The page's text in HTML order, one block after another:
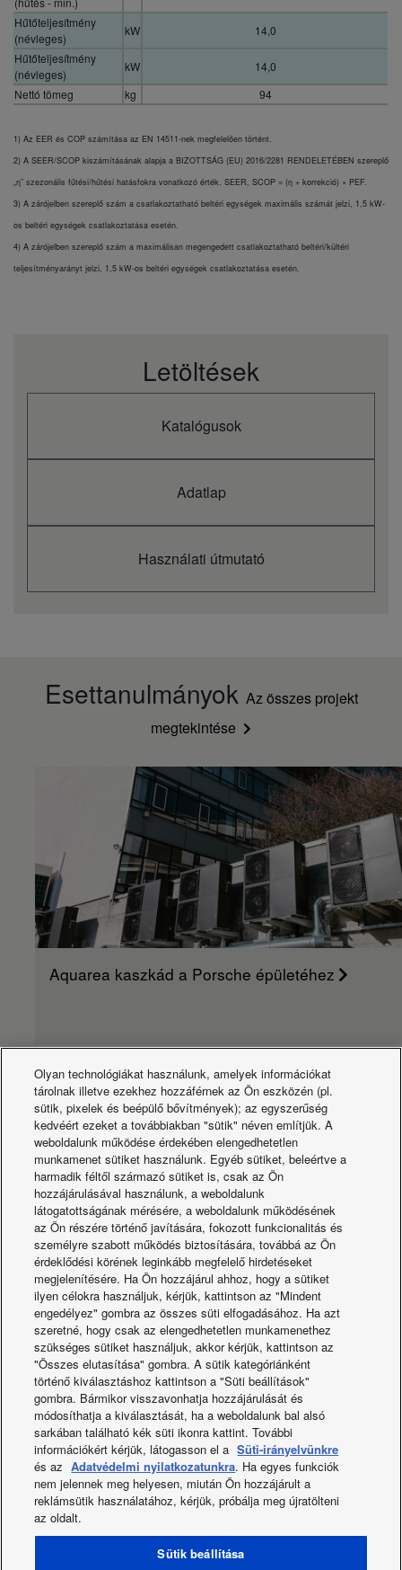
Hűtőteljesítmény
(névleges)
kW
14,0
Hűtőteljesítmény
(névleges)
kW
14,0
Nettó tömeg
kg 94
1) Az EER és COP számítása az EN 14511-nek megfelelően történt.
2) A SEER/SCOP kiszámításának alapja a BIZOTTSÁG (EU) 2016/2281 RENDELETÉBEN szereplő
„η” szezonális fűtési/hűtési hatásfokra vonatkozó érték. SEER, SCOP = (η + korrekció) × PEF.
3) A zárójelben szereplő szám a csatlakoztatható beltéri egységek maximális számát jelzi, 1,5 kW-
os beltéri egységek csatlakoztatása esetén.
4) A zárójelben szereplő szám a maximálisan megengedett csatlakoztatható beltéri/kültéri
teljesítményarányt jelzi, 1,5 kW-os beltéri egységek csatlakoztatása esetén.
Letöltések
Katalógusok
Adatlap
Használati útmutató
Esettanulmányok Az összes projekt
megtekintése
Aquarea kaszkád a Porsche épületéhez
Újdonságok
Mini ECOi LZ2 sorozat,
R32
Facebook Instagram Youtube
LinkedIn
Olyan technológiákat használunk, amelyek információkat
tárolnak illetve ezekhez hozzáférnek az Ön eszközén (pl.
sütik, pixelek és beépülő bővítmények); az egyszerűség
kedvéért ezeket a továbbiakban "sütik" néven említjük. A
weboldalunk működése érdekében elengedhetetlen
munkamenet sütiket használunk. Egyéb sütiket, beleértve a
harmadik féltől származó sütiket is, csak az Ön
hozzájárulásával használunk, a weboldalunk
látogatottságának mérésére, a weboldalunk működésének
az Ön részére történő javítására, fokozott funkcionalitás és
személyre szabott működés biztosítására, továbbá az Ön
érdeklődési körének leginkább megfelelő hirdetéseket
megjelenítésére. Ha Ön hozzájárul ahhoz, hogy a sütiket
ilyen célokra használjuk, kérjük, kattintson az "Mindent
engedélyez" gombra az összes süti elfogadásához. Ha azt
szeretné, hogy csak az elengedhetetlen munkamenethez
szükséges sütiket használjuk, akkor kérjük, kattintson az
"Összes elutasítása" gombra. A sütik kategóriánként
történő kiválasztáshoz kattintson a "Süti beállítások"
gombra. Bármikor visszavonhatja hozzájárulását és
módosíthatja a kiválasztását, ha a weboldalunk bal alsó
sarkában található kék süti ikonra kattint. További
információkért kérjük, látogasson el a Süti-irányelvünkre
és az Adatvédelmi nyilatkozatunkra. Ha egyes funkciók
nem jelennek meg helyesen, miután Ön hozzájárult a
reklámsütik használatához, kérjük, próbálja meg újratölteni
az oldalt.
Sütik beállítása